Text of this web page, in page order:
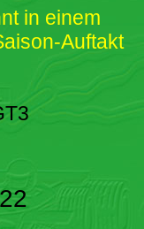
in einem
Auftakt